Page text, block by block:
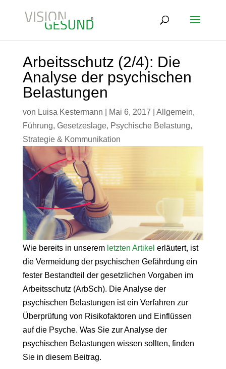
Arbeitsschutz (2/4): Die
Analyse der psychischen
Belastungen
von Luisa Kestermann Mai 6, 2017 Allgemein,
Führung, Gesetzeslage, Psychische Belastung,
Strategie & Kommunikation
Wie bereits in unseremletzten Artikel erläutert, ist
die Vermeidung der psychischen Gefährdung ein
fester Bestandteil der gesetzlichen Vorgaben im
Arbeitsschutz (ArbSch). Die Analyse der
psychischen Belastungen ist ein Verfahren zur
Überprüfung von Risikofaktoren und Einflüssen
auf die Psyche. Was Sie zur Analyse der
psychischen Belastungen wissen sollten, finden
Sie in diesem Beitrag.